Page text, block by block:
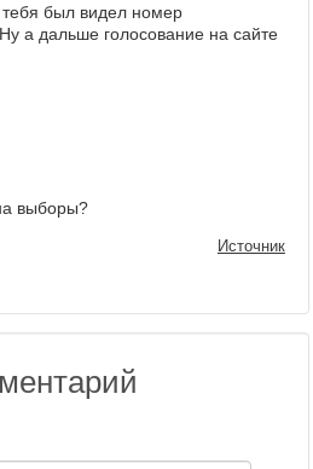
был видел номер
а дальше голосование на сайте
выборы?
Источник